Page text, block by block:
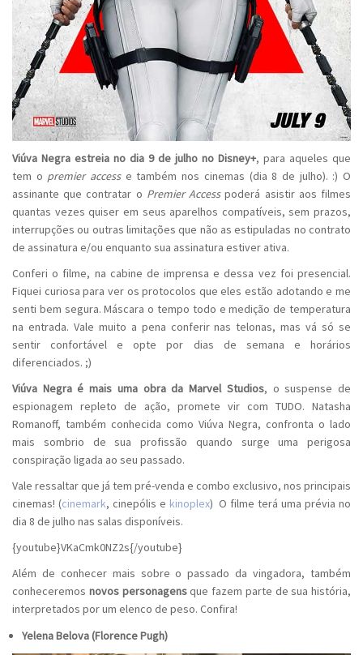
Viúva Negra estreia no dia 9 de julho no Disney+, para aqueles que
tem o premier accesse também nos cinemas (dia 8 de julho). :) O
assinante que contratar o Premier Accesspoderá asistir aos filmes
quantas vezes quiser em seus aparelhos compatíveis, sem prazos,
interrupções ou outras limitações que não as estipuladas no contrato
de assinatura e/ou enquanto sua assinatura estiver ativa.
Conferi o filme, na cabine de imprensa e dessa vez foi presencial.
Fiquei curiosa para ver os protocolos que eles estão adotando e me
senti bem segura. Máscara o tempo todo e medição de temperatura
na entrada. Vale muito a pena conferir nas telonas, mas vá só se
sentir confortável e opte por dias de semana e horários
diferenciados. ;)
Viúva Negra é mais uma obra da Marvel Studios, o suspense de
espionagem repleto de ação, promete vir com TUDO. Natasha
Romanoff, também conhecida como Viúva Negra, confronta o lado
mais sombrio de sua profissão quando surge uma perigosa
conspiração ligada ao seu passado.
Vale ressaltar que já tem pré-venda e combo exclusivo, nos principais
cinemas! (cinemark, cinepólis e kinoplex) O filme terá uma prévia no
dia 8 de julho nas salas disponíveis.
{youtube}VKaCmk0NZ2s{/youtube}
Além de conhecer mais sobre o passado da vingadora, também
conheceremos novos personagensque fazem parte de sua história,
interpretados por um elenco de peso. Confira!
Yelena Belova (Florence Pugh)